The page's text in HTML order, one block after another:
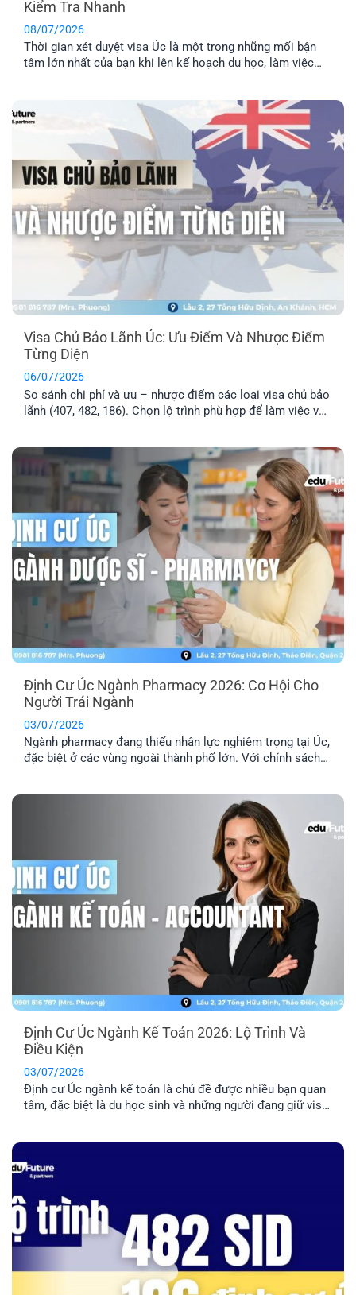
Kiểm Tra Nhanh
08/07/2026
Thời gian xét duyệt visa Úc là một trong những mối bận
tâm lớn nhất của bạn khi lên kế hoạch du học, làm việc
khiến hồ sơ bị kéo [...]
Visa Chủ Bảo Lãnh Úc: Ưu Điểm Và Nhược Điểm
Từng Diện
06/07/2026
So sánh chi phí và ưu – nhược điểm các loại visa chủ bảo
lãnh (407, 482, 186). Chọn lộ trình phù hợp để làm việc và
Định Cư Úc Ngành Pharmacy 2026: Cơ Hội Cho
Người Trái Ngành
03/07/2026
Ngành pharmacy đang thiếu nhân lực nghiêm trọng tại Úc,
đặc biệt ở các vùng ngoài thành phố lớn. Với chính sách
đang học ngành Dược, người trái ngành hoặc chưa [...]
Định Cư Úc Ngành Kế Toán 2026: Lộ Trình Và
Điều Kiện
03/07/2026
Định cư Úc ngành kế toán là chủ đề được nhiều bạn quan
tâm, đặc biệt là du học sinh và những người đang giữ visa